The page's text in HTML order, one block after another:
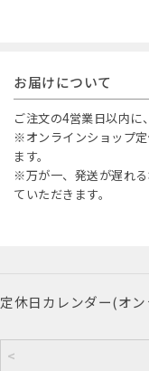
お届けについて
ご注文の4営業日以内に
※オンラインショップ
ます。
※万が一、発送が遅れ
ていただきます。
定休日カレンダー(オ
<